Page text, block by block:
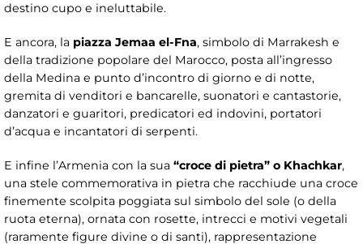
destino cupo e ineluttabile.
E ancora, la piazza Jemaa el-Fna, simbolo di Marrakesh e
della tradizione popolare del Marocco, posta all’ingresso
della Medina e punto d’incontro di giorno e di notte,
gremita di venditori e bancarelle, suonatori e cantastorie,
danzatori e guaritori, predicatori ed indovini, portatori
d’acqua e incantatori di serpenti.
E infine l’Armenia con la sua “croce di pietra” o Khachkar,
una stele commemorativa in pietra che racchiude una croce
finemente scolpita poggiata sul simbolo del sole (o della
ruota eterna), ornata con rosette, intrecci e motivi vegetali
(raramente figure divine o di santi), rappresentazione